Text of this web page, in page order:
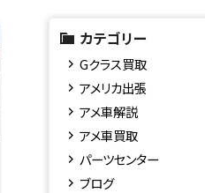
カテゴリー
Gクラス買取
アメリカ出張
アメ車解説
アメ車買取
パーツセンター
ブログ